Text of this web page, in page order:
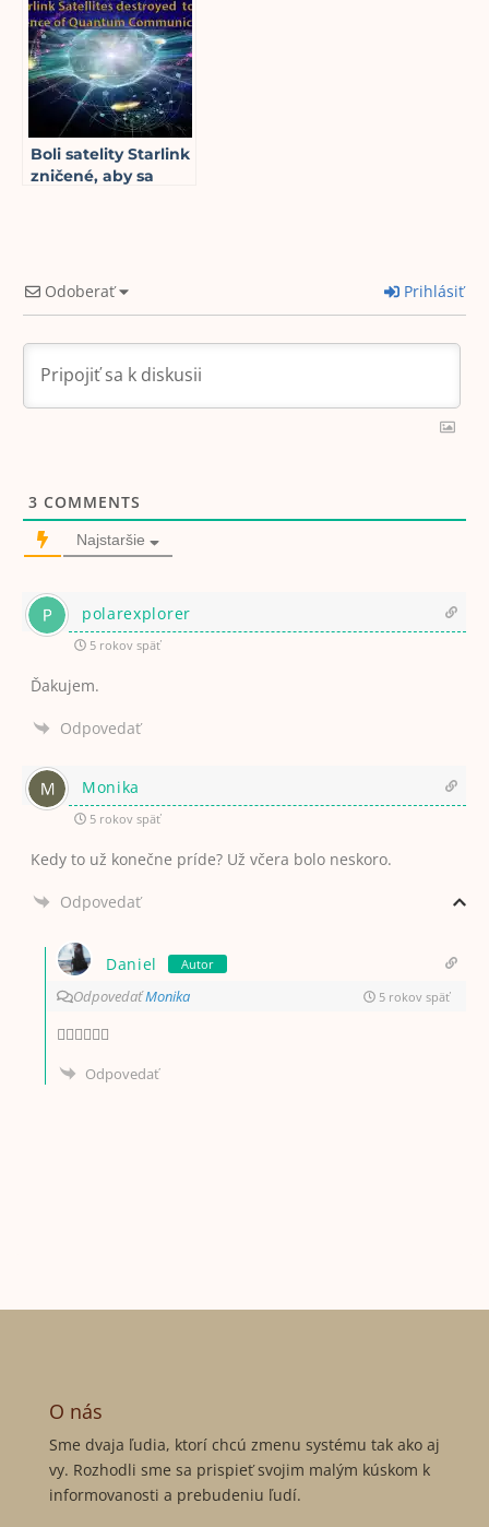
Boli satelity Starlink
zničené, aby sa
Odoberať
Prihlásiť
3 COMMENTS
Najstaršie
polarexplorer
5 rokov späť
Ďakujem.
Odpovedať
Monika
5 rokov späť
Kedy to už konečne príde? Už včera bolo neskoro.
Odpovedať
Daniel Autor
OdpovedaťMonika 5 rokov späť
🤦‍♂️🤦‍♂️🤦‍♂️
Odpovedať
O nás
Sme dvaja ľudia, ktorí chcú zmenu systému tak ako aj
vy. Rozhodli sme sa prispieť svojim malým kúskom k
informovanosti a prebudeniu ľudí.